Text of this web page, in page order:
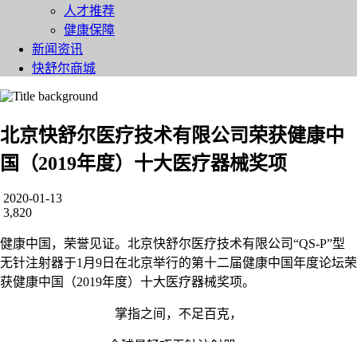
人才推荐
健康保障
新闻资讯
快舒尔商城
北京快舒尔医疗技术有限公司荣获健康中
国（2019年度）十大医疗器械奖项
2020-01-13
3,820
健康中国，荣誉见证。北京快舒尔医疗技术有限公司“QS-P”型
无针注射器于1月9日在北京举行的第十二届健康中国年度论坛荣
获健康中国（2019年度）十大医疗器械奖项。
掌指之间，不足百克，